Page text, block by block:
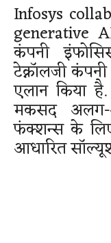
Infosys
generative
कंपनी
टेक्नॉलजी
एलान किया
मकसद अलग-
फंक्शन्स के
आधारित